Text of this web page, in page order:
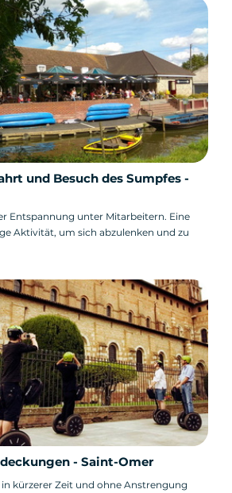
und Besuch des Sumpfes -
Entspannung unter Mitarbeitern. Eine
Aktivität, um sich abzulenken und zu
- Saint-Omer
kürzerer Zeit und ohne Anstrengung